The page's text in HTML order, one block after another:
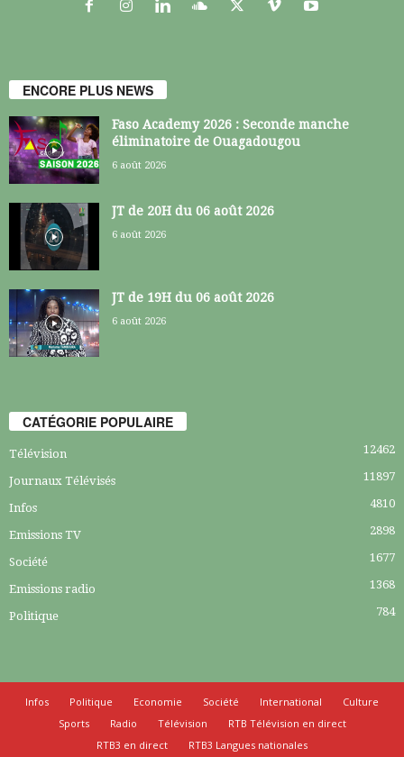
ENCORE PLUS NEWS
Faso Academy 2026 : Seconde manche
éliminatoire de Ouagadougou
6 août 2026
JT de 20H du 06 août 2026
6 août 2026
JT de 19H du 06 août 2026
6 août 2026
CATÉGORIE POPULAIRE
Télévision 12462
Journaux Télévisés 11897
Infos 4810
Emissions TV 2898
Société 1677
Emissions radio 1368
Politique 784
Infos Politique Economie Société International
Culture
Sports
Radio Télévision
RTB Télévision en direct
RTB3 en direct
RTB3 Langues nationales